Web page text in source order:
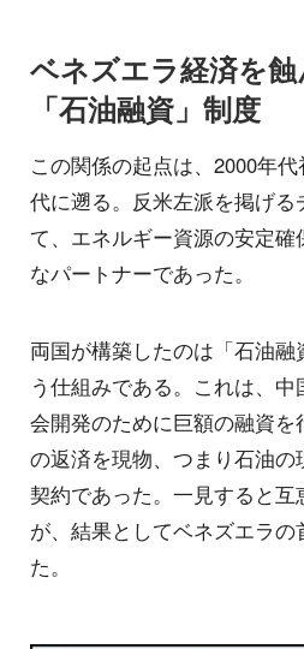
ベネズエラ経済を
「石油融資」制度
この関係の起点は、2000年
代に遡る。反米左派を掲げる
て、エネルギー資源の安定
なパートナーであった。
両国が構築したのは「石油
う仕組みである。これは、
会開発のために巨額の融資
の返済を現物、つまり石油の
契約であった。一見すると互
が、結果としてベネズエラ
た。